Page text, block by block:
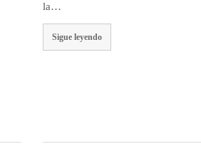
la…
Sigue leyendo